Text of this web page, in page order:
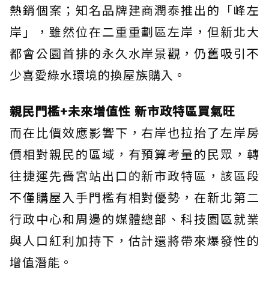
熱銷個案；知名品牌建商潤泰推出的「峰左
岸」，雖然位在二重重劃區左岸，但新北大
都會公園首排的永久水岸景觀，仍舊吸引不
少喜愛綠水環境的換屋族購入。
親民門檻+未來增值性 新市政特區買氣旺
而在比價效應影響下，右岸也拉抬了左岸房
價相對親民的區域，有預算考量的民眾，轉
往捷運先嗇宮站出口的新市政特區，該區段
不僅購屋入手門檻有相對優勢，在新北第二
行政中心和周邊的媒體總部、科技園區就業
與人口紅利加持下，估計還將帶來爆發性的
增值潛能。